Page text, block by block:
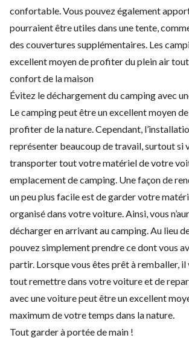
confortable. Vous pouvez également
pourraient être utiles dans une tente,
des couvertures supplémentaires. Les
excellent moyen de profiter du plein air
confort de la maison
Évitez le déchargement du camping avec
Le camping peut être un excellent moyen de
profiter de la nature. Cependant,
représenter beaucoup de travail, surtout si
transporter tout votre matériel de votre
emplacement de camping. Une façon de
un peu plus facile est de garder votre
organisé dans votre voiture. Ainsi, vous
décharger en arrivant au camping. Au lieu
pouvez simplement prendre ce dont vous
partir. Lorsque vous êtes prêt à remballer,
tout remettre dans votre voiture et de
avec une voiture peut être un excellent
maximum de votre temps dans la nature.
Tout garder à portée de main !